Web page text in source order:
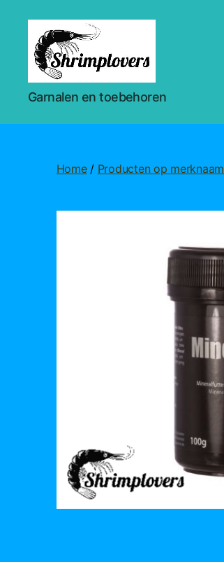
Shrimplovers
Garnalen en toebehoren
Home/ Producten op merknaam